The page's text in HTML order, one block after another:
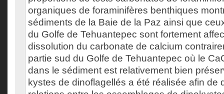
organiques de foraminifères benthiques
sédiments de la Baie de la Paz ainsi que
du Golfe de Tehuantepec sont fortement
dissolution du carbonate de calcium
partie sud du Golfe de Tehuantepec où le
dans le sédiment est relativement bien
kystes de dinoflagellés a été réalisée afin de